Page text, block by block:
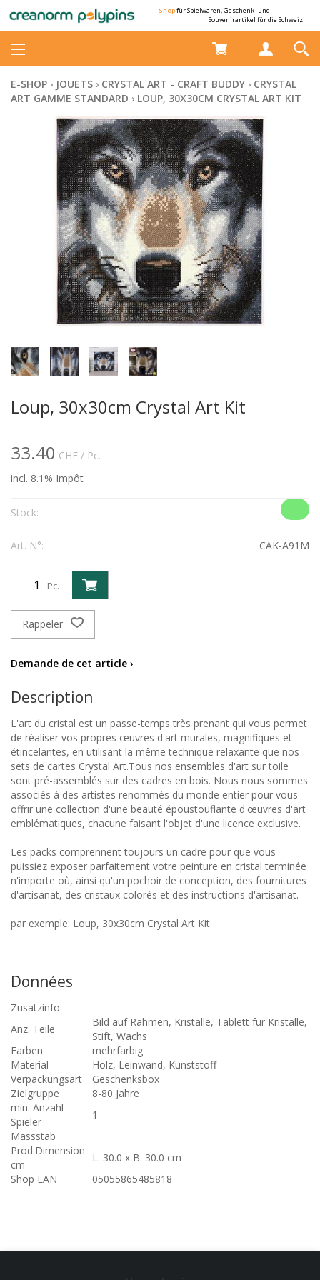
Shopfür Spielwaren, Geschenk- und
Souvenirartikel für die Schweiz
E-SHOP › JOUETS › CRYSTAL ART - CRAFT BUDDY › CRYSTAL
ART GAMME STANDARD › LOUP, 30X30CM CRYSTAL ART KIT
Loup, 30x30cm Crystal Art Kit
33.40 CHF / Pc.
incl. 8.1% Impôt
Stock:
Art. N°: CAK-A91M
Pc.
Rappeler
Demande de cet article ›
Description
L'art du cristal est un passe-temps très prenant qui vous permet
de réaliser vos propres œuvres d'art murales, magnifiques et
étincelantes, en utilisant la même technique relaxante que nos
sets de cartes Crystal Art.Tous nos ensembles d'art sur toile
sont pré-assemblés sur des cadres en bois. Nous nous sommes
associés à des artistes renommés du monde entier pour vous
offrir une collection d'une beauté époustouflante d'œuvres d'art
emblématiques, chacune faisant l'objet d'une licence exclusive.
Les packs comprennent toujours un cadre pour que vous
puissiez exposer parfaitement votre peinture en cristal terminée
n'importe où, ainsi qu'un pochoir de conception, des fournitures
d'artisanat, des cristaux colorés et des instructions d'artisanat.
par exemple: Loup, 30x30cm Crystal Art Kit
Données
Zusatzinfo
Anz. Teile
Bild auf Rahmen, Kristalle, Tablett für Kristalle,
Stift, Wachs
Farben
mehrfarbig
Material
Holz, Leinwand, Kunststoff
Verpackungsart
Geschenksbox
Zielgruppe
8-80 Jahre
min. Anzahl
Spieler
1
Massstab
Prod.Dimension
cm
L: 30.0 x B: 30.0 cm
Shop EAN
05055865485818